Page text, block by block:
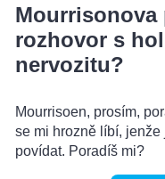
Mourrisonova
rozhovor s
nervozitu?
Mourrisoen, prosím,
se mi hrozně líbí,
povídat. Poradíš mi?